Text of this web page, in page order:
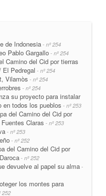
de Indonesia - nº 254
Pablo Gargallo - nº 254
Camino del Cid por tierras
El Pedregal - nº 254
Vilamòs - nº 254
- nº 254
su proyecto para instalar
en todos los pueblos - nº 253
del Camino del Cid por
Claras - nº 253
- nº 253
- nº 252
del Camino del Cid por
- nº 252
devuelve al papel su alma -
los montes para
252